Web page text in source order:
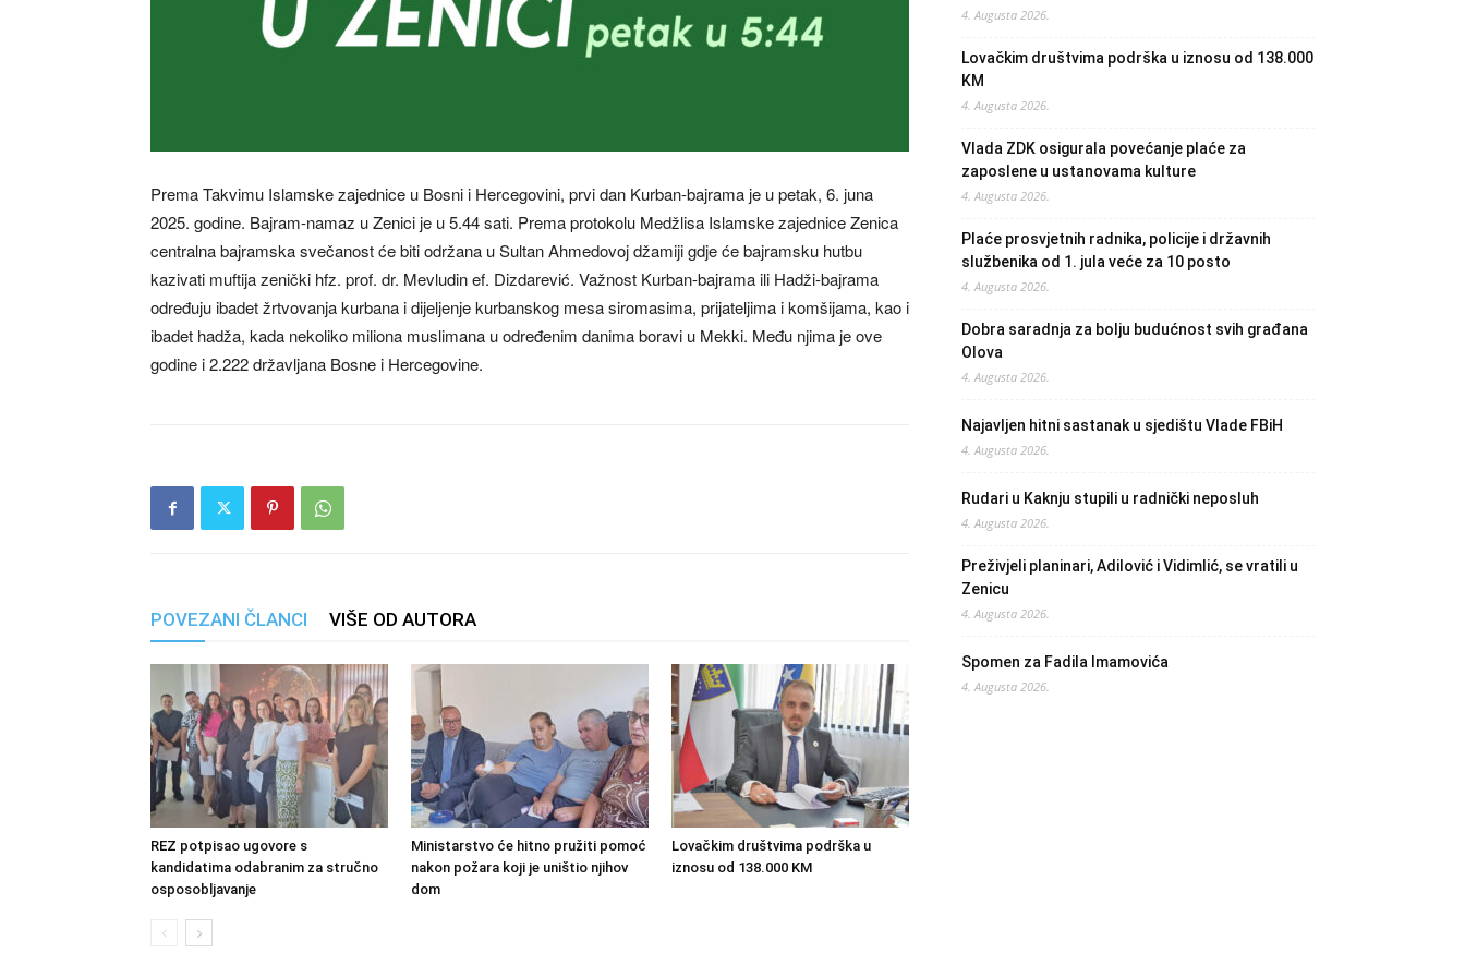
Prema Takvimu Islamske zajednice u Bosni i Hercegovini, prvi dan Kurban-bajrama je u petak, 6. juna
2025. godine. Bajram-namaz u Zenici je u 5.44 sati. Prema protokolu Medžlisa Islamske zajednice Zenica
centralna bajramska svečanost će biti održana u Sultan Ahmedovoj džamiji gdje će bajramsku hutbu
kazivati muftija zenički hfz. prof. dr. Mevludin ef. Dizdarević. Važnost Kurban-bajrama ili Hadži-bajrama
određuju ibadet žrtvovanja kurbana i dijeljenje kurbanskog mesa siromasima, prijateljima i komšijama, kao i
ibadet hadža, kada nekoliko miliona muslimana u određenim danima boravi u Mekki. Među njima je ove
godine i 2.222 državljana Bosne i Hercegovine.
POVEZANI ČLANCI VIŠE OD AUTORA
REZ potpisao ugovore s
kandidatima odabranim za stručno
osposobljavanje
Ministarstvo će hitno pružiti pomoć
nakon požara koji je uništio njihov
dom
Lovačkim društvima podrška u
iznosu od 138.000 KM
4. Augusta 2026.
Lovačkim društvima podrška u iznosu od 138.000
KM
4. Augusta 2026.
Vlada ZDK osigurala povećanje plaće za
zaposlene u ustanovama kulture
4. Augusta 2026.
Plaće prosvjetnih radnika, policije i državnih
službenika od 1. jula veće za 10 posto
4. Augusta 2026.
Dobra saradnja za bolju budućnost svih građana
Olova
4. Augusta 2026.
Najavljen hitni sastanak u sjedištu Vlade FBiH
4. Augusta 2026.
Rudari u Kaknju stupili u radnički neposluh
4. Augusta 2026.
Preživjeli planinari, Adilović i Vidimlić, se vratili u
Zenicu
4. Augusta 2026.
Spomen za Fadila Imamovića
4. Augusta 2026.